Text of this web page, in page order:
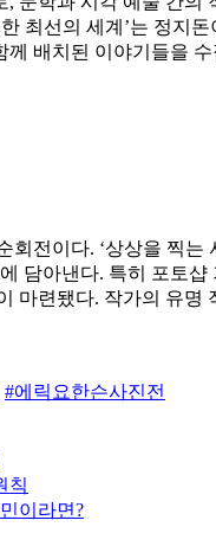
최선의 세계’는 정
배치된 이야기들을
전이다. ‘상상을 찍
담아낸다. 특히 포토
마련됐다. 작가의 유
#에릭요한슨사진전
칙
이라면?